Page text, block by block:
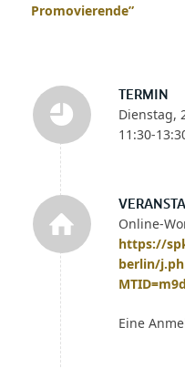
TERMIN
Dienstag,
11:30-
Online-
https://
berlin/
Eine
Promovierende”